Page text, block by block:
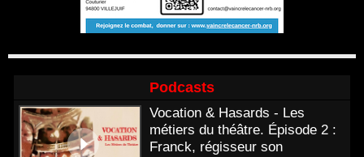
Podcasts
Vocation & Hasards - Les
métiers du théâtre. Épisode 2 :
Franck, régisseur son